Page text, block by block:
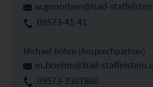
w.gunreben@bad-
09573-41-41
Michael Böhm (Ansprechpartner)
m.boehm@bad-
09573-3307860